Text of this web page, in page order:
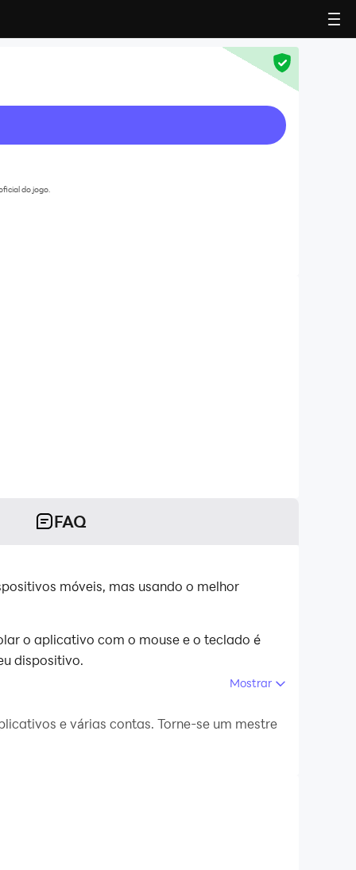
do jogo.
FAQ
móveis, mas usando o melhor
o aplicativo com o mouse e o teclado é
dispositivo.
Mostrar
e várias contas. Torne-se um mestre